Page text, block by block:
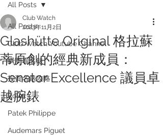
All Posts
Club Watch Youtube Channel
瞬間看名錶
投資名錶攻略
Rolex
Patek Philippe
Audemars Piguet
All Posts
Glashütte Original 格拉蘇
蒂原創的經典新成員：
Senator Excellence 議員卓
越腕錶
Club Watch
2023年11月2日